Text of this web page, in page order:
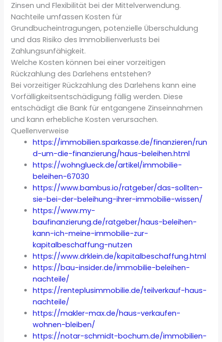
Zinsen und Flexibilität bei der Mittelverwendung.
Nachteile umfassen Kosten für
Grundbucheintragungen, potenzielle Überschuldung
und das Risiko des Immobilienverlusts bei
Zahlungsunfähigkeit.
Welche Kosten können bei einer vorzeitigen
Rückzahlung des Darlehens entstehen?
Bei vorzeitiger Rückzahlung des Darlehens kann eine
Vorfälligkeitsentschädigung fällig werden. Diese
entschädigt die Bank für entgangene Zinseinnahmen
und kann erhebliche Kosten verursachen.
Quellenverweise
https://immobilien.sparkasse.de/finanzieren/run
d-um-die-finanzierung/haus-beleihen.html
https://wohnglueck.de/artikel/immobilie-
beleihen-67030
https://www.bambus.io/ratgeber/das-sollten-
sie-bei-der-beleihung-ihrer-immobilie-wissen/
https://www.my-
baufinanzierung.de/ratgeber/haus-beleihen-
kann-ich-meine-immobilie-zur-
kapitalbeschaffung-nutzen
https://www.drklein.de/kapitalbeschaffung.html
https://bau-insider.de/immobilie-beleihen-
nachteile/
https://renteplusimmobilie.de/teilverkauf-haus-
nachteile/
https://makler-max.de/haus-verkaufen-
wohnen-bleiben/
https://notar-schmidt-bochum.de/immobilien-